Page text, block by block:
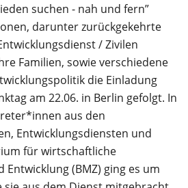
suchen - nah und fern”
darunter zurückgekehrte
/ Zivilen
Familien, sowie verschiedene
die Einladung
am 22.06. in Berlin gefolgt. In
aus den
Entwicklungsdiensten und
für wirtschaftliche
(BMZ) ging es um